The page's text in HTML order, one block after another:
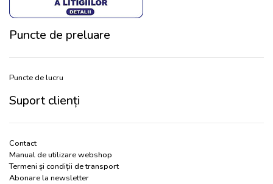
Puncte de preluare
Puncte de lucru
Suport clienți
Contact
Manual de utilizare webshop
Termeni și condiții de transport
Abonare la newsletter